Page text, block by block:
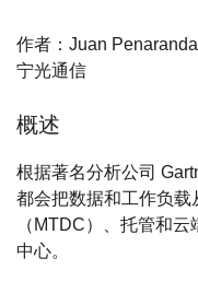
通作者：Juan
宁光通信
概述
根据著名分析公司
都会把数据和工作负
（MTDC）、托管和
中心。